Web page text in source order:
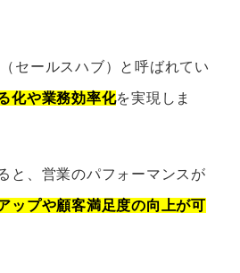
セールスハブ）と呼ばれてい
化や業務効率化を実現しま
と、営業のパフォーマンスが
ップや顧客満足度の向上が可